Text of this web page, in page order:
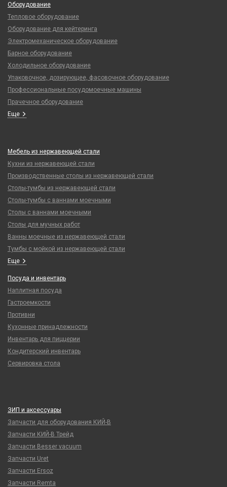
Оборудование
Тепловое оборудование
Оборудование для кейтеринга
Электромеханическое оборудование
Барное оборудование
Холодильное оборудование
Упаковочное, дозирующее, фасовочное оборудование
Профессиональные посудомоечные машины
Прачечное оборудование
Еще
Мебель из нержавеющей стали
Кухни из нержавеющей стали
Производственные столы из нержавеющей стали
Столы-тумбы из нержавеющей стали
Столы-тумбы с ваннами моечными
Столы с ваннами моечными
Столы для мучных работ
Ванны моечные из нержавеющей стали
Тумбы с мойкой из нержавеющей стали
Еще
Посуда и инвентарь
Наплитная посуда
Гастроемкости
Противни
Кухонные принадлежности
Инвентарь для пиццерии
Кондитерский инвентарь
Сервировка стола
ЗИП и аксессуары
Запчасти для оборудования КИЙ-В
Запчасти КИЙ-В Трейд
Запчасти Besser vacuum
Запчасти Uret
Запчасти Ersoz
Запчасти Remta